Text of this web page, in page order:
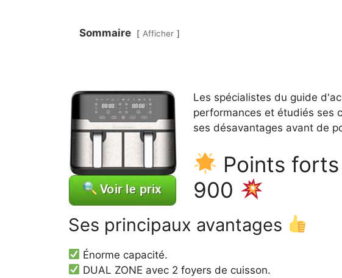
Sommaire Afficher
Les spécialistes du guide
performances et étudiés ses
ses désavantages avant de
Points
900
Ses principaux avantages
Énorme capacité.
DUAL ZONE avec 2 foyers de cuisson.